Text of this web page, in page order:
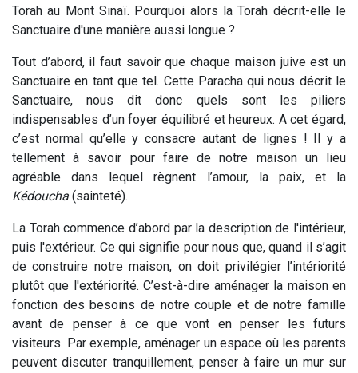
Torah au Mont Sinaï. Pourquoi alors la Torah décrit-elle le
Sanctuaire d'une manière aussi longue ?
Tout d’abord, il faut savoir que chaque maison juive est un
Sanctuaire en tant que tel. Cette Paracha qui nous décrit le
Sanctuaire, nous dit donc quels sont les piliers
indispensables d’un foyer équilibré et heureux. A cet égard,
c’est normal qu’elle y consacre autant de lignes ! Il y a
tellement à savoir pour faire de notre maison un lieu
agréable dans lequel règnent l’amour, la paix, et la
Kédoucha (sainteté).
La Torah commence d’abord par la description de l'intérieur,
puis l'extérieur. Ce qui signifie pour nous que, quand il s’agit
de construire notre maison, on doit privilégier l’intériorité
plutôt que l'extériorité. C’est-à-dire aménager la maison en
fonction des besoins de notre couple et de notre famille
avant de penser à ce que vont en penser les futurs
visiteurs. Par exemple, aménager un espace où les parents
peuvent discuter tranquillement, penser à faire un mur sur